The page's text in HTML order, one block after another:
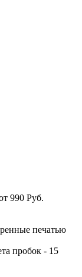
990 Руб.
печатью
пробок - 15